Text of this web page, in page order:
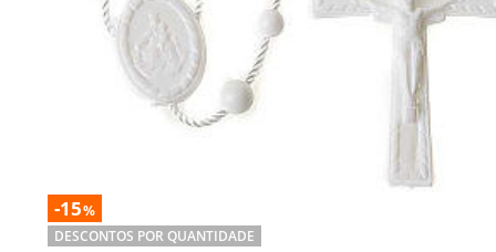
-15%
DESCONTOS POR QUANTIDADE